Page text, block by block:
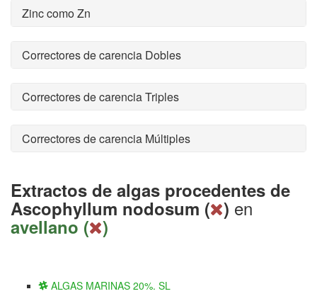
Zinc como Zn
Correctores de carencia Dobles
Correctores de carencia Triples
Correctores de carencia Múltiples
Extractos de algas procedentes de
Ascophyllum nodosum ( ) en
avellano ( )
ALGAS MARINAS 20%. SL